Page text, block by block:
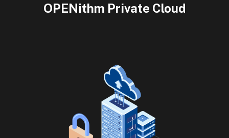
OPENithm Private Cloud